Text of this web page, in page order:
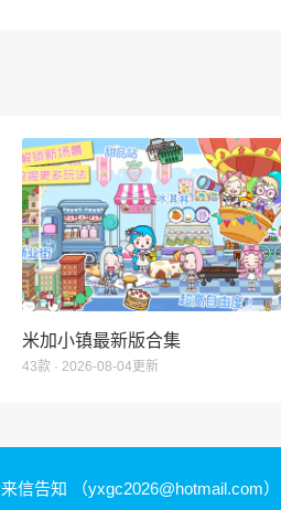
米加小镇最新版合集
43款 · 2026-08-04更新
信告知 （yxgc2026@hotmail.com）